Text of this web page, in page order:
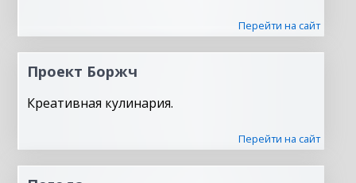
Перейти на сайт
Проект Боржч
Креативная кулинария.
Перейти на сайт